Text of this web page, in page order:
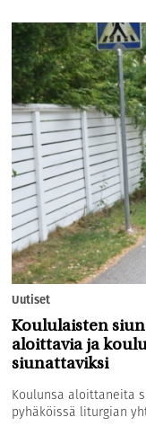
Uutiset
Koululaisten
aloittavia ja
siunattaviksi
Koulunsa aloittaneita
pyhäköissä liturgian